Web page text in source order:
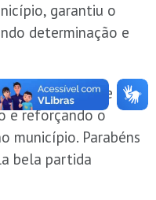
garantiu o
determinação e
espetáculo de
e reforçando o
município. Parabéns
bela partida